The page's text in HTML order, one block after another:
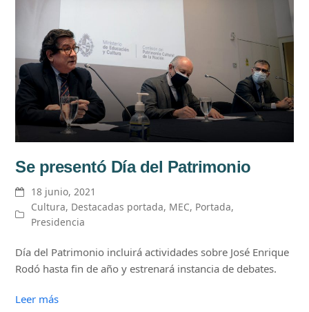
Se presentó Día del Patrimonio
18 junio, 2021
Cultura, Destacadas portada, MEC, Portada,
Presidencia
Día del Patrimonio incluirá actividades sobre José Enrique
Rodó hasta fin de año y estrenará instancia de debates.
Leer más